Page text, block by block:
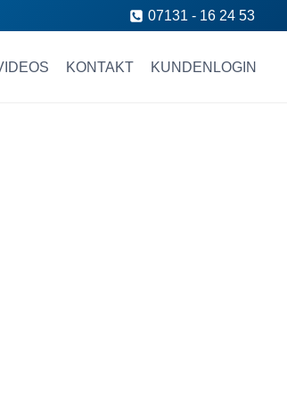
07131 - 16 24 53
KONTAKT KUNDENLOGIN